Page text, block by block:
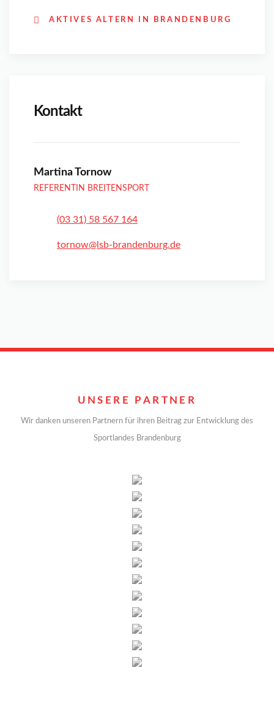
AKTIVES ALTERN IN BRANDENBURG
Kontakt
Martina Tornow
REFERENTIN BREITENSPORT
(03 31) 58 567 164
tornow@lsb-brandenburg.de
UNSERE PARTNER
Wir danken unseren Partnern für ihren Beitrag zur Entwicklung des
Sportlandes Brandenburg